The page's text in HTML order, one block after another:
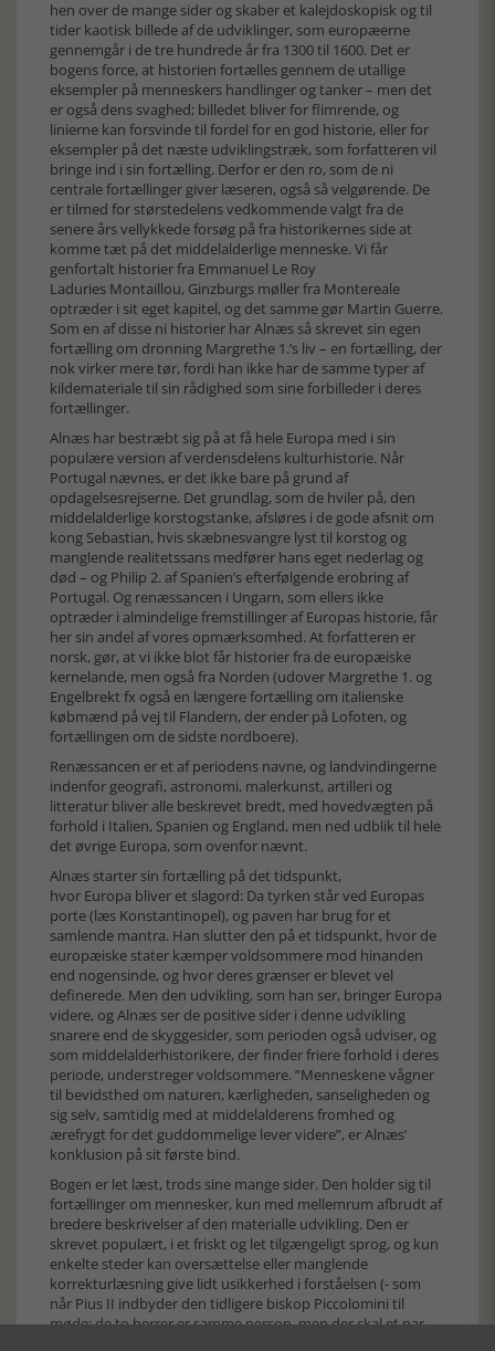
hen over de mange sider og skaber et kalejdoskopisk og til
tider kaotisk billede af de udviklinger, som europæerne
gennemgår i de tre hundrede år fra 1300 til 1600. Det er
bogens force, at historien fortælles gennem de utallige
eksempler på menneskers handlinger og tanker – men det
er også dens svaghed; billedet bliver for flimrende, og
linierne kan forsvinde til fordel for en god historie, eller for
eksempler på det næste udviklingstræk, som forfatteren vil
bringe ind i sin fortælling. Derfor er den ro, som de ni
centrale fortællinger giver læseren, også så velgørende. De
er tilmed for størstedelens vedkommende valgt fra de
senere års vellykkede forsøg på fra historikernes side at
komme tæt på det middelalderlige menneske. Vi får
genfortalt historier fra Emmanuel Le Roy
Laduries Montaillou, Ginzburgs møller fra Montereale
optræder i sit eget kapitel, og det samme gør Martin Guerre.
Som en af disse ni historier har Alnæs så skrevet sin egen
fortælling om dronning Margrethe 1.’s liv – en fortælling, der
nok virker mere tør, fordi han ikke har de samme typer af
kildemateriale til sin rådighed som sine forbilleder i deres
fortællinger.
Alnæs har bestræbt sig på at få hele Europa med i sin
populære version af verdensdelens kulturhistorie. Når
Portugal nævnes, er det ikke bare på grund af
opdagelsesrejserne. Det grundlag, som de hviler på, den
middelalderlige korstogstanke, afsløres i de gode afsnit om
kong Sebastian, hvis skæbnesvangre lyst til korstog og
manglende realitetssans medfører hans eget nederlag og
død – og Philip 2. af Spanien’s efterfølgende erobring af
Portugal. Og renæssancen i Ungarn, som ellers ikke
optræder i almindelige fremstillinger af Europas historie, får
her sin andel af vores opmærksomhed. At forfatteren er
norsk, gør, at vi ikke blot får historier fra de europæiske
kernelande, men også fra Norden (udover Margrethe 1. og
Engelbrekt fx også en længere fortælling om italienske
købmænd på vej til Flandern, der ender på Lofoten, og
fortællingen om de sidste nordboere).
Renæssancen er et af periodens navne, og landvindingerne
indenfor geografi, astronomi, malerkunst, artilleri og
litteratur bliver alle beskrevet bredt, med hovedvægten på
forhold i Italien, Spanien og England, men ned udblik til hele
det øvrige Europa, som ovenfor nævnt.
Alnæs starter sin fortælling på det tidspunkt,
hvor Europa bliver et slagord: Da tyrken står ved Europas
porte (læs Konstantinopel), og paven har brug for et
samlende mantra. Han slutter den på et tidspunkt, hvor de
europæiske stater kæmper voldsommere mod hinanden
end nogensinde, og hvor deres grænser er blevet vel
definerede. Men den udvikling, som han ser, bringer Europa
videre, og Alnæs ser de positive sider i denne udvikling
snarere end de skyggesider, som perioden også udviser, og
som middelalderhistorikere, der finder friere forhold i deres
periode, understreger voldsommere. ”Menneskene vågner
til bevidsthed om naturen, kærligheden, sanseligheden og
sig selv, samtidig med at middelalderens fromhed og
ærefrygt for det guddommelige lever videre”, er Alnæs’
konklusion på sit første bind.
Bogen er let læst, trods sine mange sider. Den holder sig til
fortællinger om mennesker, kun med mellemrum afbrudt af
bredere beskrivelser af den materialle udvikling. Den er
skrevet populært, i et friskt og let tilgængeligt sprog, og kun
enkelte steder kan oversættelse eller manglende
korrekturlæsning give lidt usikkerhed i forståelsen (- som
når Pius II indbyder den tidligere biskop Piccolomini til
møde; de to herrer er samme person, men der skal et par